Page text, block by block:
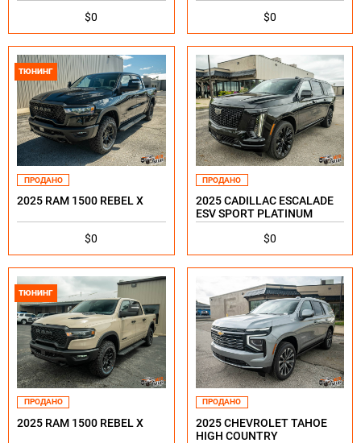
$0
$0
ТЮНИНГ
ПРОДАНО
2025 RAM 1500 REBEL X
$0
ПРОДАНО
2025 CADILLAC ESCALADE
ESV SPORT PLATINUM
$0
ТЮНИНГ
ПРОДАНО
2025 RAM 1500 REBEL X
ПРОДАНО
2025 CHEVROLET TAHOE
HIGH COUNTRY